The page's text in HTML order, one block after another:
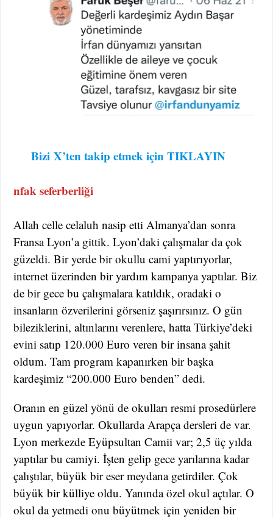
Bizi X’ten takip etmek için TIKLAYIN
nfak seferberliği
Allah celle celaluh nasip etti Almanya’dan sonra
Fransa Lyon’a gittik. Lyon’daki çalışmalar da çok
güzeldi. Bir yerde bir okullu cami yaptırıyorlar,
internet üzerinden bir yardım kampanya yaptılar. Biz
de bir gece bu çalışmalara katıldık, oradaki o
insanların özverilerini görseniz şaşırırsınız. O gün
bileziklerini, altınlarını verenlere, hatta Türkiye’deki
evini satıp 120.000 Euro veren bir insana şahit
oldum. Tam program kapanırken bir başka
kardeşimiz “200.000 Euro benden” dedi.
Oranın en güzel yönü de okulları resmi prosedürlere
uygun yapıyorlar. Okullarda Arapça dersleri de var.
Lyon merkezde Eyüpsultan Camii var; 2,5 üç yılda
yaptılar bu camiyi. İşten gelip gece yarılarına kadar
çalıştılar, büyük bir eser meydana getirdiler. Çok
büyük bir külliye oldu. Yanında özel okul açtılar. O
okul da yetmedi onu büyütmek için yeniden bir